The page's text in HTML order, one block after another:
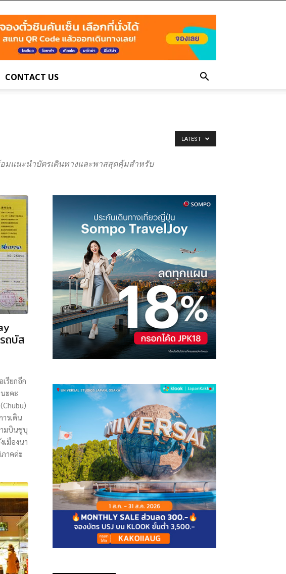
CONTACT US
มแนะนำบัตรเดินทางและพาสสุดคุ้มสำหรับ
LATEST
ถบัส
เรียกอีก
นะคะ
รเดิน
ามบินชูบุ
เมืองนา
าคค่ะ